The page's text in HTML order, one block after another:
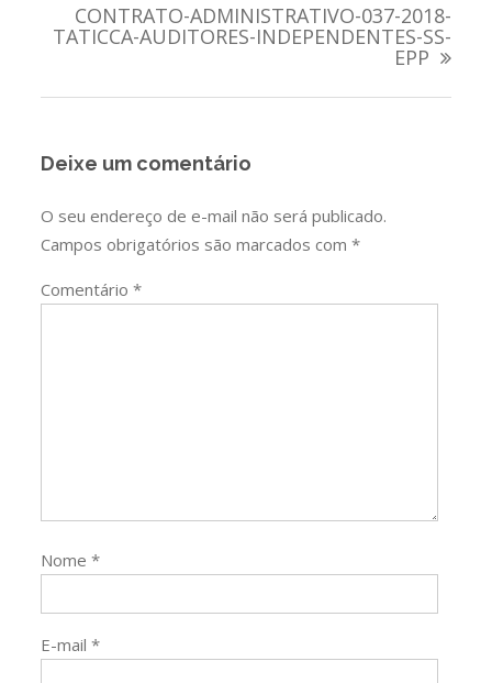
PostCONTRATO-ADMINISTRATIVO-037-2018-
TATICCA-AUDITORES-INDEPENDENTES-SS-
EPP
Deixe um comentário
O seu endereço de e-mail não será publicado.
Campos obrigatórios são marcados com*
Comentário*
Nome*
E-mail*